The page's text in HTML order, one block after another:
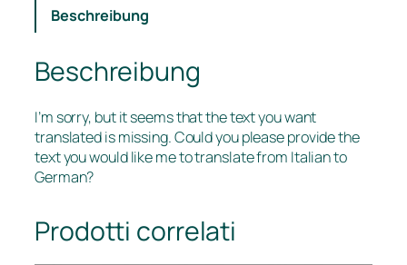
Beschreibung
Beschreibung
I’m sorry, but it seems that the text you want
translated is missing. Could you please provide the
text you would like me to translate from Italian to
German?
Prodotti correlati